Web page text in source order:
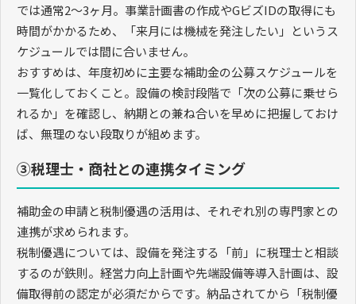
では通常2〜3ヶ月。事業計画書の作成やGビズIDの取得にも
時間がかかるため、「来月には機械を発注したい」というス
ケジュールでは間に合いません。
おすすめは、年度初めに主要な補助金の公募スケジュールを
一覧化しておくこと。設備の検討段階で「次の公募に乗せら
れるか」を確認し、納期との兼ね合いを早めに把握しておけ
ば、無理のない段取りが組めます。
③税理士・商社との連携タイミング
補助金の申請と税制優遇の活用は、それぞれ別の専門家との
連携が求められます。
税制優遇については、設備を発注する「前」に税理士と相談
するのが鉄則。経営力向上計画や先端設備等導入計画は、設
備取得前の認定が必須だからです。納品されてから「税制優